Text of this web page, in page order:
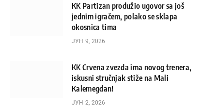
KK Partizan produžio ugovor sa još
jednim igračem, polako se sklapa
okosnica tima
ЈУН 9, 2026
KK Crvena zvezda ima novog trenera,
iskusni stručnjak stiže na Mali
Kalemegdan!
ЈУН 2, 2026